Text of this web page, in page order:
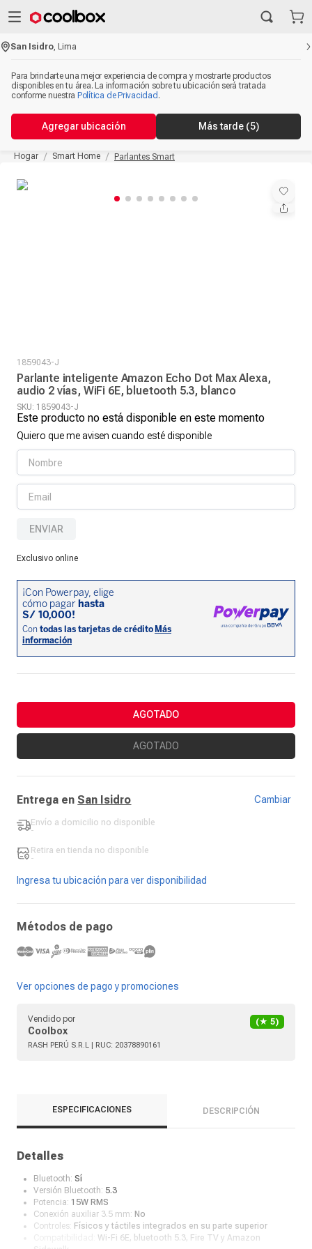
San Isidro ,Lima
Para brindarte una mejor experiencia de compra y mostrarte productos
disponibles en tu área. La información sobre tu ubicación será tratada
conforme nuestra Política de Privacidad .
Agregar ubicación Más tarde (5)
Hogar Smart Home Parlantes Smart
1859043-J
Parlante inteligente Amazon Echo Dot Max Alexa,
audio 2 vías, WiFi 6E, bluetooth 5.3, blanco
SKU: 1859043-J
Este producto no está disponible en este momento
Quiero que me avisen cuando esté disponible
ENVIAR
Exclusivo online
AGOTADO
AGOTADO
Entrega en San Isidro Cambiar
Envío a domicilio no disponible
-
Retira en tienda no disponible
-
Ingresa tu ubicación para ver disponibilidad
Métodos de pago
Ver opciones de pago y promociones
Vendido por
Coolbox
(★ 5)
RASH PERÚ S.R.L | RUC: 20378890161
ESPECIFICACIONES DESCRIPCIÓN
Detalles
Bluetooth: Sí
Versión Bluetooth: 5.3
Potencia: 15W RMS
Conexión auxiliar 3.5 mm: No
Controles: Físicos y táctiles integrados en su parte superior
Wi-Fi 6E, bluetooth 5.3, Fire TV y Amazon